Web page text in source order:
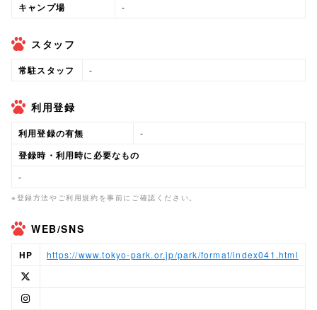
キャンプ場 -
スタッフ
常駐スタッフ -
利用登録
利用登録の有無 -
登録時・利用時に必要なもの
-
※登録方法やご利用規約を事前にご確認ください。
WEB/SNS
HP https://www.tokyo-park.or.jp/park/format/index041.html